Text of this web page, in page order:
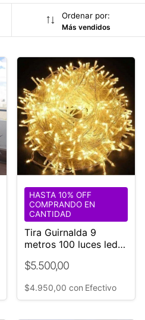
Ordenar por:
Más vendidos
Tira Guirnalda 9
metros 100 luces led
$5.500,00
HASTA 10% OFF
COMPRANDO EN
CANTIDAD
$4.950,00 con Efectivo